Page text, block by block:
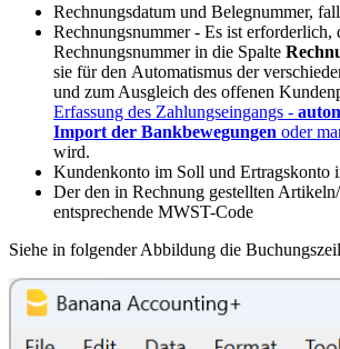
Rechnungsdatum und Belegnummer,
Rechnungsnummer - Es ist erforderlich,
Rechnungsnummer in die Spalte
sie für den Automatismus der
und zum Ausgleich des offenen
Erfassung des Zahlungseingangs -
Import der Bankbewegungen oder
wird.
Kundenkonto im Soll und Ertragskonto
Der den in Rechnung gestellten
entsprechende MWST-Code
Siehe in folgender Abbildung die